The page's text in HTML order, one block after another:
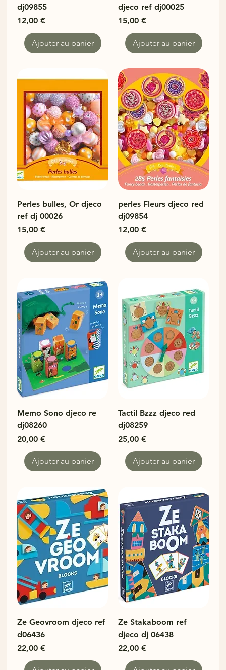
dj09855
Prix
12,00 €
Ajouter au panier
djeco ref dj00025
Prix
15,00 €
Ajouter au panier
Perles bulles, Or djeco
ref dj 00026
Prix
15,00 €
Ajouter au panier
perles Fleurs djeco red
dj09854
Prix
12,00 €
Ajouter au panier
Memo Sono djeco re
dj08260
Prix
20,00 €
Ajouter au panier
Tactil Bzzz djeco red
dj08259
Prix
25,00 €
Ajouter au panier
Ze Geovroom djeco ref
d06436
Prix
22,00 €
Ze Stakaboom ref
djeco dj 06438
Prix
22,00 €